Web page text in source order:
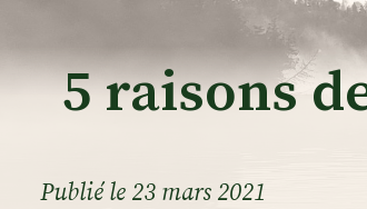
5 raisons
Publié le 23 mars 2021